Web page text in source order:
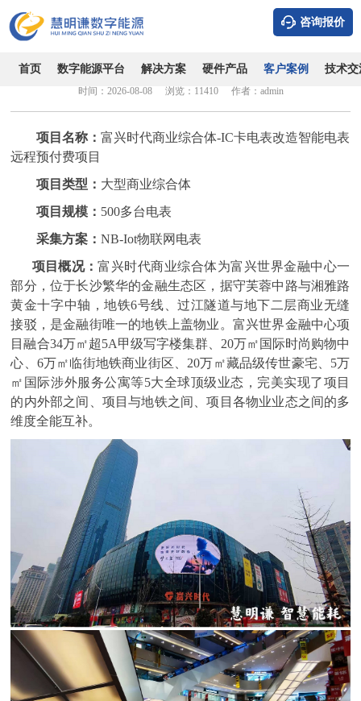
咨询报价
首页 数字能源平台 解决方案 硬件产品 客户案例 技术交
富兴时代商业综合体-IC卡电表改造智能电表远程预付费项
时间：2026-08-08 浏览：11410 作者：admin
项目名称：富兴时代商业综合体-IC卡电表改造智能电表
远程预付费项目
项目类型： 大型商业综合体
项目规模： 500多台电表
采集方案：NB-Iot物联网电表
项目概况：富兴时代商业综合体为富兴世界金融中心一
部分，位于长沙繁华的金融生态区，据守芙蓉中路与湘雅路
黄金十字中轴，地铁6号线、过江隧道与地下二层商业无缝
接驳，是金融街唯一的地铁上盖物业。富兴世界金融中心项
目融合34万㎡超5A甲级写字楼集群、20万㎡国际时尚购物中
心、6万㎡临街地铁商业街区、20万㎡藏品级传世豪宅、5万
㎡国际涉外服务公寓等5大全球顶级业态，完美实现了项目
的内外部之间、项目与地铁之间、项目各物业业态之间的多
维度全能互补。